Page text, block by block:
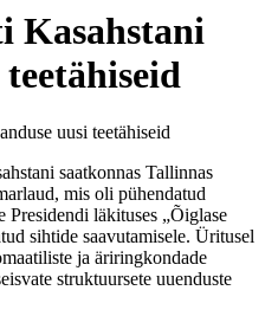
Kasahstani
saatkonnas Tallinnas
mis oli pühendatud
Presidendi läkituses „Õiglase
sihtide saavutamisele. Üritusel
ja äriringkondade
struktuursete uuenduste